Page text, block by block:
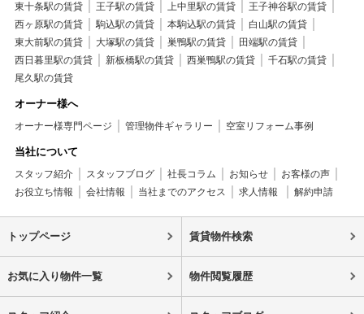
東十条駅の賃貸 王子駅の賃貸 上中里駅の賃貸
王子神谷駅の賃貸
西ヶ原駅の賃貸
駒込駅の賃貸 本駒込駅の賃貸
白山駅の賃貸
東大前駅の賃貸
大塚駅の賃貸 巣鴨駅の賃貸
田端駅の賃貸
西日暮里駅の賃貸
新板橋駅の賃貸 西巣鴨駅の賃貸
千石駅の賃貸
尾久駅の賃貸
オーナー様へ
オーナー様専門ページ 管理物件ギャラリー 空室リフォーム事例
当社について
スタッフ紹介 スタッフブログ 社長コラム お知らせ
お客様の声
お役立ち情報
会社情報 当社までのアクセス 求人情報 解約申請
トップページ 賃貸物件検索
お気に入り物件一覧 物件閲覧履歴